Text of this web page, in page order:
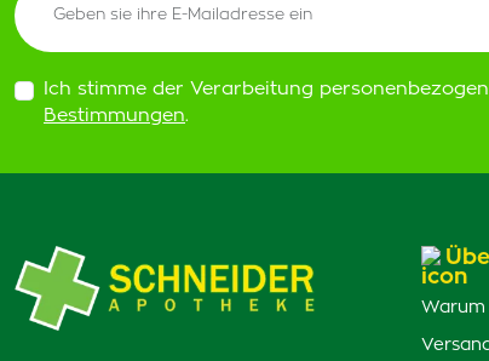
Ich stimme der Verarbeitung
Bestimmungen.
Warum